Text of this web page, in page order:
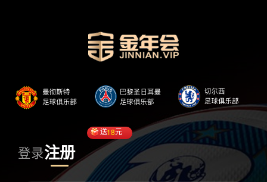
登录注册
送18元